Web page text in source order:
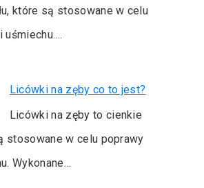
które są stosowane w celu
uśmiechu.…
Licówki na zęby co to jest?
Licówki na zęby to cienkie
stosowane w celu poprawy
Wykonane…